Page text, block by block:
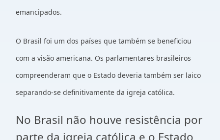
emancipados.
O Brasil foi um dos países que também se beneficiou
com a visão americana. Os parlamentares brasileiros
compreenderam que o Estado deveria também ser laico
separando-se definitivamente da igreja católica.
No Brasil não houve resistência por
parte da igreja católica e o Estado